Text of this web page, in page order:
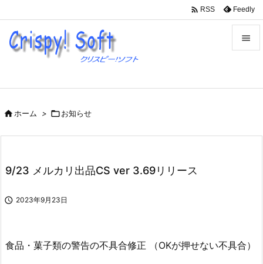


前へ
 RSS Feedly
ホーム > お知らせ
9/23 メルカリ出品CS ver 3.69リリース
 2023年9月23日
食品・菓子類の警告の不具合修正 （OKが押せない不具合）